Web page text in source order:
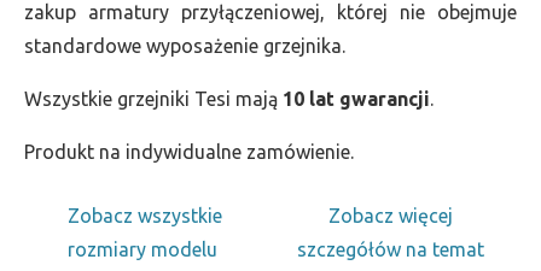
zakup armatury przyłączeniowej, której nie obejmuje
standardowe wyposażenie grzejnika.
Wszystkie grzejniki Tesi mają 10 lat gwarancji.
Produkt na indywidualne zamówienie.
Zobacz wszystkie
rozmiary modelu
Zobacz więcej
szczegółów na temat